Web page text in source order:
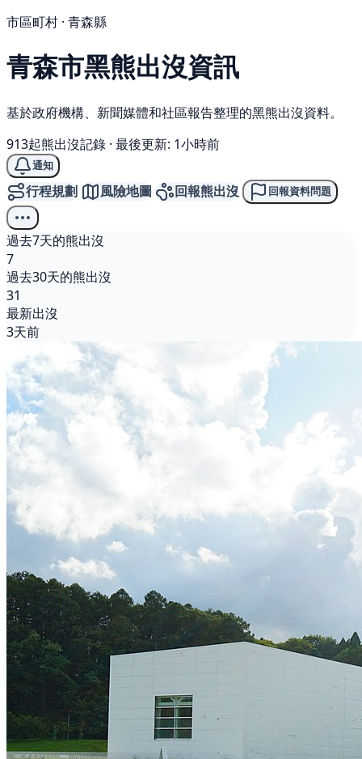
市區町村 · 青森縣
青森市黑熊出沒資訊
基於政府機構、新聞媒體和社區報告整理的黑熊出沒資料。
913起熊出沒記錄 · 最後更新: 1小時前
通知
行程規劃 風險地圖 回報熊出沒 回報資料問題
過去7天的熊出沒
7
過去30天的熊出沒
31
最新出沒
3天前